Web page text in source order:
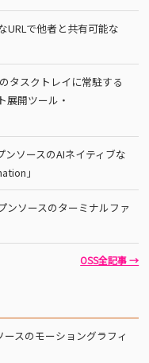
URLで他者と共有可能な
タスクトレイに常駐する
展開ツール・
ソースのAIネイティブな
」
ンソースのターミナルファ
OSS全記事 →
スのモーショングラフィ